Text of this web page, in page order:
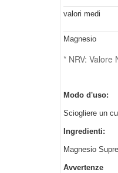
valori medi
Magnesio
* NRV: Valore
Modo d'uso:
Sciogliere un
Ingredienti:
Magnesio
Avvertenze